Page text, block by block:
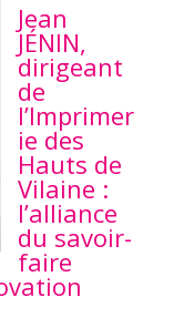
Jean
JÉNIN,
dirigeant
de
l’Imprimer
ie des
Hauts de
Vilaine :
l’alliance
du savoir-
faire